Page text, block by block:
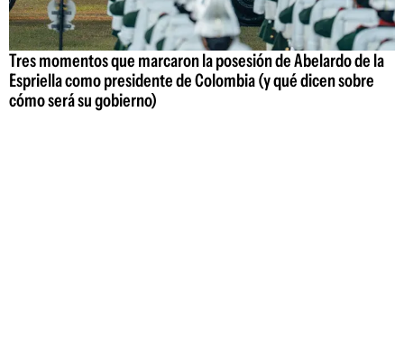
Tres momentos que marcaron la posesión de Abelardo de la
Espriella como presidente de Colombia (y qué dicen sobre
cómo será su gobierno)